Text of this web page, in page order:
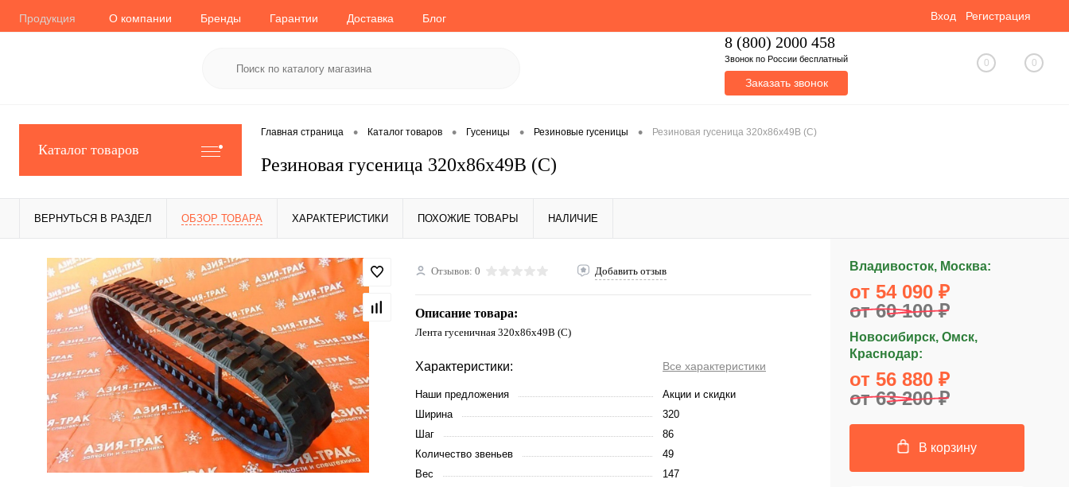
Продукция О компании Бренды Гарантии Доставка Блог Вход Регистрация
8 (800) 2000 458
Звонок по России бесплатный
Заказать звонок
0 0
Каталог товаров
Главная страница • Каталог товаров • Гусеницы • Резиновые гусеницы • Резиновая гусеница 320x86x49B (C)
Резиновая гусеница 320x86x49B (C)
ВЕРНУТЬСЯ В РАЗДЕЛ ОБЗОР ТОВАРА ХАРАКТЕРИСТИКИ ПОХОЖИЕ ТОВАРЫ НАЛИЧИЕ
Отзывов: 0 Добавить отзыв
Описание товара:
Лента гусеничная 320x86x49B (C)
Характеристики: Все характеристики
Наши предложения
Акции и скидки
Ширина
320
Шаг
86
Количество звеньев
49
Вес
147
Владивосток, Москва:
от 54 090 ₽
от 60 100 ₽
Новосибирск, Омск,
Краснодар:
от 56 880 ₽
от 63 200 ₽
В корзину